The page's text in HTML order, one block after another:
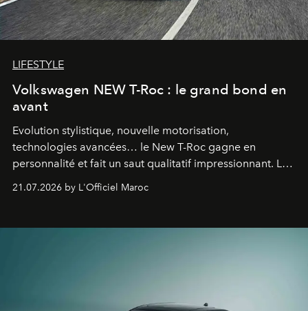
LIFESTYLE
Volkswagen NEW T-Roc : le grand bond en
avant
Evolution stylistique, nouvelle motorisation,
technologies avancées… le New T-Roc gagne en
personnalité et fait un saut qualitatif impressionnant. Le
constructeur allemand a revu en profondeur son SUV
fétiche pour le rendre plus premium. Et le pari semble
21.07.2026 by L'Officiel Maroc